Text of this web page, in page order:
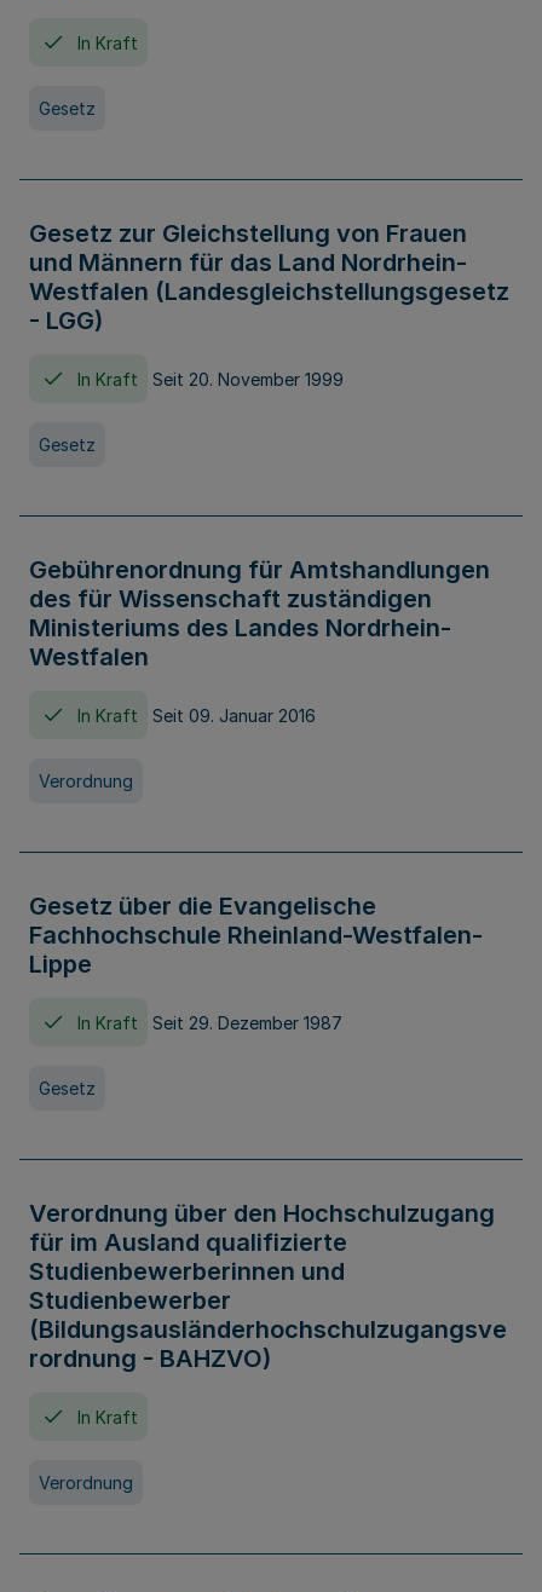
In Kraft
Gesetz
Gesetz zur Gleichstellung von Frauen
und Männern für das Land Nordrhein-
Westfalen (Landesgleichstellungsgesetz
- LGG)
In Kraft Seit 20. November 1999
Gesetz
Gebührenordnung für Amtshandlungen
des für Wissenschaft zuständigen
Ministeriums des Landes Nordrhein-
Westfalen
In Kraft Seit 09. Januar 2016
Verordnung
Gesetz über die Evangelische
Fachhochschule Rheinland-Westfalen-
Lippe
In Kraft Seit 29. Dezember 1987
Gesetz
Verordnung über den Hochschulzugang
für im Ausland qualifizierte
Studienbewerberinnen und
Studienbewerber
(Bildungsausländerhochschulzugangsve
rordnung - BAHZVO)
In Kraft
Verordnung